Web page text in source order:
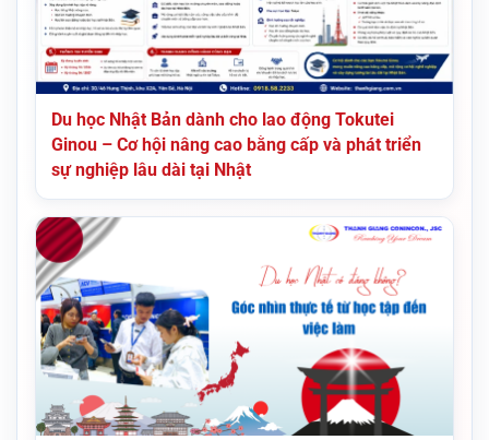
Du học Nhật Bản dành cho lao động Tokutei
Ginou – Cơ hội nâng cao bằng cấp và phát triển
sự nghiệp lâu dài tại Nhật